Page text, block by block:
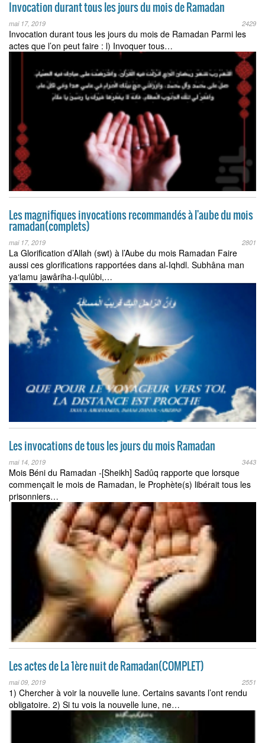
Invocation durant tous les jours du mois de Ramadan
mai 17, 2019 2429
Invocation durant tous les jours du mois de Ramadan Parmi les
actes que l’on peut faire : l) Invoquer tous…
Les magnifiques invocations recommandés à l'aube du mois
ramadan(complets)
mai 17, 2019 2801
La Glorification d’Allah (swt) à l’Aube du mois Ramadan Faire
aussi ces glorifications rapportées dans al-Iqhdl. Subhâna man
ya‘lamu jawâriha-l-qulûbi,…
Les invocations de tous les jours du mois Ramadan
mai 14, 2019 3443
Mois Béni du Ramadan -[Sheikh] Sadûq rapporte que lorsque
commençait le mois de Ramadan, le Prophète(s) libérait tous les
prisonniers…
Les actes de La 1ère nuit de Ramadan(COMPLET)
mai 09, 2019 2551
1) Chercher à voir la nouvelle lune. Certains savants l’ont rendu
obligatoire. 2) Si tu vois la nouvelle lune, ne…